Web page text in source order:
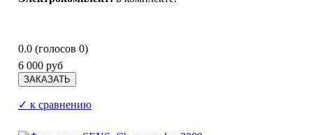
0.0 (голосов 0)
6 000 руб
✓ к сравнению